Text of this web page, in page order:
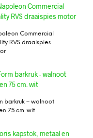
Commercial
RVS draaispies
barkruk – walnoot
75 cm. wit